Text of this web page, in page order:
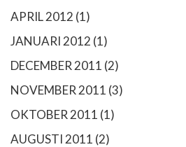
APRIL 2012 (1)
JANUARI 2012 (1)
DECEMBER 2011 (2)
NOVEMBER 2011 (3)
OKTOBER 2011 (1)
AUGUSTI 2011 (2)